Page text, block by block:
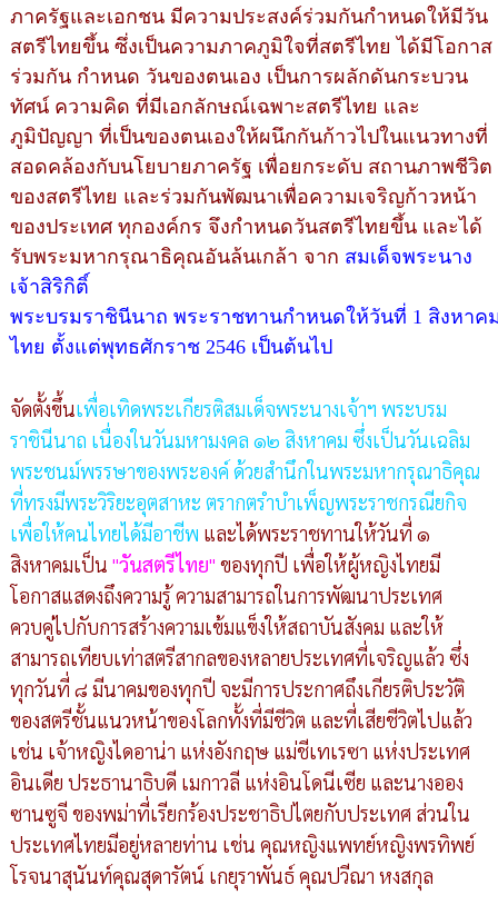
ภาครัฐและเอกชน มีความประสงค์ร่วมกันกำหนดให้มีวัน
สตรีไทยขึ้น ซึ่งเป็นความภาคภูมิใจที่สตรีไทย ได้มีโอกาส
ร่วมกัน กำหนด วันของตนเอง เป็นการผลักดันกระบวน
ทัศน์ ความคิด ที่มีเอกลักษณ์เฉพาะสตรีไทย และ
ภูมิปัญญา ที่เป็นของตนเองให้ผนึกกันก้าวไปในแนวทางที่
สอดคล้องกับนโยบายภาครัฐ เพื่อยกระดับ สถานภาพชีวิต
ของสตรีไทย และร่วมกันพัฒนาเพื่อความเจริญก้าวหน้า
ของประเทศ ทุกองค์กร จึงกำหนดวันสตรีไทยขึ้น และได้
รับพระมหากรุณาธิคุณอันล้นเกล้า จาก สมเด็จพระนาง
เจ้าสิริกิติ์
พระบรมราชินีนาถ พระราชทานกำหนดให้วันที่ 1 สิงหาค
ไทย ตั้งแต่พุทธศักราช 2546 เป็นต้นไป
จัดตั้งขึ้นเพื่อเทิดพระเกียรติสมเด็จพระนางเจ้าฯ พระบรม
ราชินีนาถ เนื่องในวันมหามงคล ๑๒ สิงหาคม ซึ่งเป็นวันเฉลิม
พระชนม์พรรษาของพระองค์ ด้วยสำนึกในพระมหากรุณาธิคุณ
ที่ทรงมีพระวิริยะอุตสาหะ ตรากตรำบำเพ็ญพระราชกรณียกิจ
เพื่อให้คนไทยได้มีอาชีพ และได้พระราชทานให้วันที่ ๑
สิงหาคมเป็น "วันสตรีไทย" ของทุกปี เพื่อให้ผู้หญิงไทยมี
โอกาสแสดงถึงความรู้ ความสามารถในการพัฒนาประเทศ
ควบคู่ไปกับการสร้างความเข้มแข็งให้สถาบันสังคม และให้
สามารถเทียบเท่าสตรีสากลของหลายประเทศที่เจริญแล้ว ซึ่ง
ทุกวันที่ ๘ มีนาคมของทุกปี จะมีการประกาศถึงเกียรติประวัติ
ของสตรีชั้นแนวหน้าของโลกทั้งที่มีชีวิต และที่เสียชีวิตไปแล้ว
เช่น เจ้าหญิงไดอาน่า แห่งอังกฤษ แม่ชีเทเรซา แห่งประเทศ
อินเดีย ประธานาธิบดี เมกาวลี แห่งอินโดนีเซีย และนางออง
ซานซูจี ของพม่าที่เรียกร้องประชาธิปไตยกับประเทศ ส่วนใน
ประเทศไทยมีอยู่หลายท่าน เช่น คุณหญิงแพทย์หญิงพรทิพย์
โรจนาสุนันท์คุณสุดารัตน์ เกยุราพันธ์ คุณปวีณา หงสกุล